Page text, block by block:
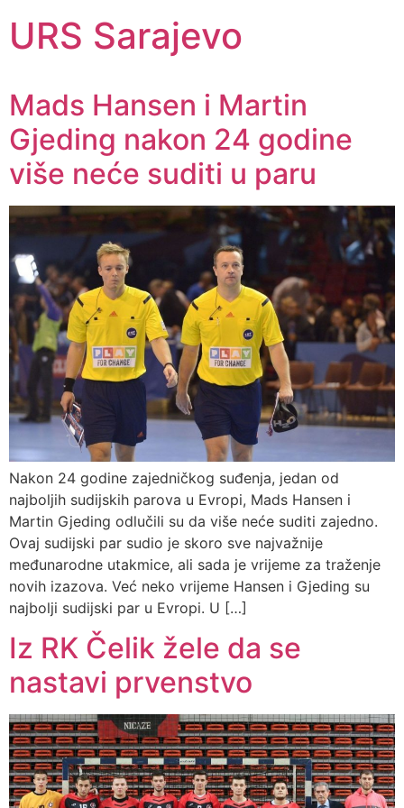
URS Sarajevo
Mads Hansen i Martin
Gjeding nakon 24 godine
više neće suditi u paru
Nakon 24 godine zajedničkog suđenja, jedan od
najboljih sudijskih parova u Evropi, Mads Hansen i
Martin Gjeding odlučili su da više neće suditi zajedno.
Ovaj sudijski par sudio je skoro sve najvažnije
međunarodne utakmice, ali sada je vrijeme za traženje
novih izazova. Već neko vrijeme Hansen i Gjeding su
najbolji sudijski par u Evropi. U […]
Iz RK Čelik žele da se
nastavi prvenstvo